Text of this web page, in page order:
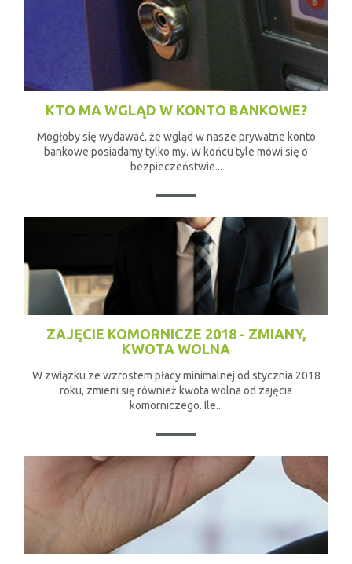
KTO MA WGLĄD W KONTO BANKOWE?
Mogłoby się wydawać, że wgląd w nasze prywatne konto
bankowe posiadamy tylko my. W końcu tyle mówi się o
bezpieczeństwie...
ZAJĘCIE KOMORNICZE 2018 - ZMIANY,
KWOTA WOLNA
W związku ze wzrostem płacy minimalnej od stycznia 2018
roku, zmieni się również kwota wolna od zajęcia
komorniczego. Ile...